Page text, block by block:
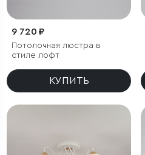
9 720 ₽
Потолочная люстра в
стиле лофт
КУПИТЬ